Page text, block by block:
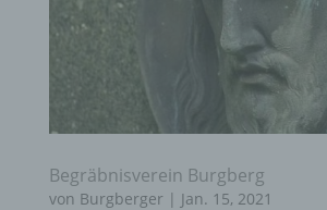
Begräbnisverein Burgberg
von Burgberger | Jan. 15, 2021